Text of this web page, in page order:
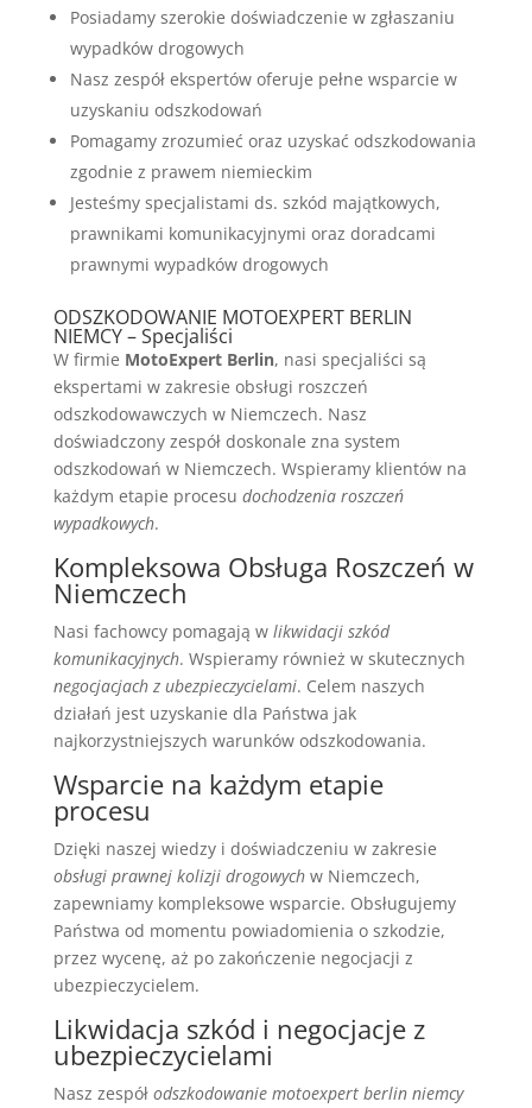
Posiadamy szerokie doświadczenie w zgłaszaniu
wypadków drogowych
Nasz zespół ekspertów oferuje pełne wsparcie w
uzyskaniu odszkodowań
Pomagamy zrozumieć oraz uzyskać odszkodowania
zgodnie z prawem niemieckim
Jesteśmy specjalistami ds. szkód majątkowych,
prawnikami komunikacyjnymi oraz doradcami
prawnymi wypadków drogowych
ODSZKODOWANIE MOTOEXPERT BERLIN
NIEMCY – Specjaliści
W firmie MotoExpert Berlin, nasi specjaliści są
ekspertami w zakresie obsługi roszczeń
odszkodowawczych w Niemczech. Nasz
doświadczony zespół doskonale zna system
odszkodowań w Niemczech. Wspieramy klientów na
każdym etapie procesu dochodzenia roszczeń
wypadkowych.
Kompleksowa Obsługa Roszczeń w
Niemczech
Nasi fachowcy pomagają w likwidacji szkód
komunikacyjnych. Wspieramy również w skutecznych
negocjacjach z ubezpieczycielami. Celem naszych
działań jest uzyskanie dla Państwa jak
najkorzystniejszych warunków odszkodowania.
Wsparcie na każdym etapie
procesu
Dzięki naszej wiedzy i doświadczeniu w zakresie
obsługi prawnej kolizji drogowychw Niemczech,
zapewniamy kompleksowe wsparcie. Obsługujemy
Państwa od momentu powiadomienia o szkodzie,
przez wycenę, aż po zakończenie negocjacji z
ubezpieczycielem.
Likwidacja szkód i negocjacje z
ubezpieczycielami
Nasz zespół odszkodowanie motoexpert berlin niemcy